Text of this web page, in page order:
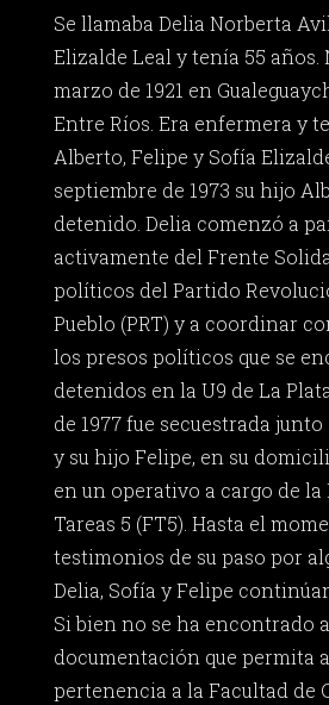
Se llamaba Delia Norberta
Elizalde Leal y tenía 55 años.
marzo de 1921 en
Entre Ríos. Era enfermera y
Alberto, Felipe y Sofía
septiembre de 1973 su hijo
detenido. Delia comenzó a
activamente del Frente
políticos del Partido
Pueblo (PRT) y a coordinar
los presos políticos que se
detenidos en la U9 de La
de 1977 fue secuestrada
y su hijo Felipe, en su
en un operativo a cargo de la
Tareas 5 (FT5). Hasta el
testimonios de su paso por
Delia, Sofía y Felipe
Si bien no se ha encontrado
documentación que permita
pertenencia a la Facultad de